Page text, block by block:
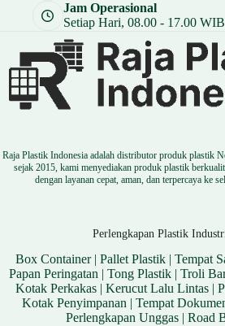
Jam Operasional
Setiap Hari, 08.00 - 17.00 WIB
Raja Plastik Indonesia adalah distributor produk plastik
sejak 2015, kami menyediakan produk plastik
dengan layanan cepat, aman, dan terpercaya ke
Perlengkapan Plastik
Box Container| Pallet Plastik| Tempat
Papan Peringatan |Tong Plastik |Troli
Kotak Perkakas| Kerucut Lalu Lintas|
Kotak Penyimpanan | Tempat
Perlengkapan Unggas |Road